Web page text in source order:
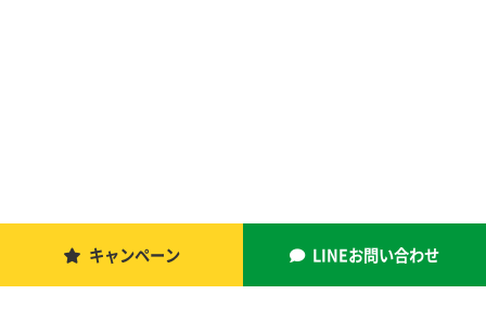
キャンペーン LINEお問い合わせ